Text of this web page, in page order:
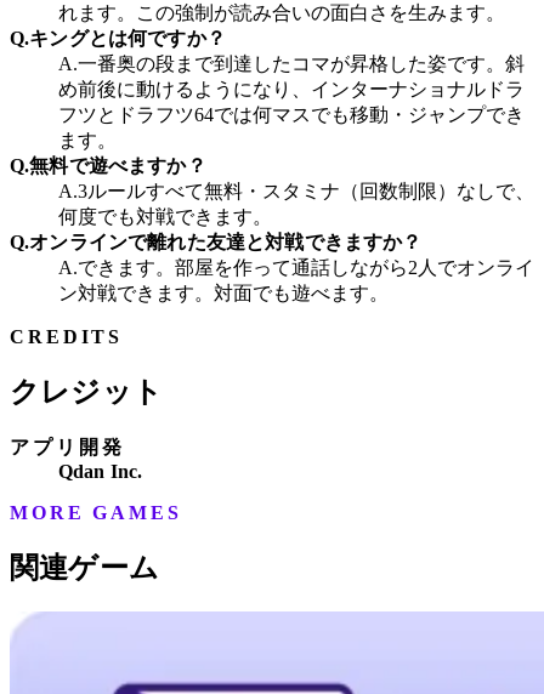
れます。この強制が読み合いの面白さを生みます。
Q.キングとは何ですか？
A.一番奥の段まで到達したコマが昇格した姿です。斜
め前後に動けるようになり、インターナショナルドラ
フツとドラフツ64では何マスでも移動・ジャンプでき
ます。
Q.無料で遊べますか？
A.3ルールすべて無料・スタミナ（回数制限）なしで、
何度でも対戦できます。
Q.オンラインで離れた友達と対戦できますか？
A.できます。部屋を作って通話しながら2人でオンライ
ン対戦できます。対面でも遊べます。
CREDITS
クレジット
アプリ開発
Qdan Inc.
MORE GAMES
関連ゲーム